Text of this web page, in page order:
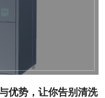
优势，让你告别清洗